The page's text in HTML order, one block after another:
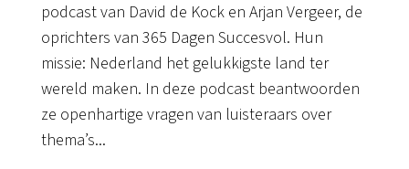
podcast van David de Kock en Arjan Vergeer, de
oprichters van 365 Dagen Succesvol. Hun
missie: Nederland het gelukkigste land ter
wereld maken. In deze podcast beantwoorden
ze openhartige vragen van luisteraars over
thema’s...